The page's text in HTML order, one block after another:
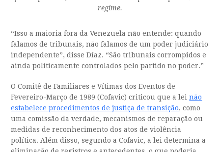
regime.
“Isso a maioria fora da Venezuela não entende: quando
falamos de tribunais, não falamos de um poder judiciário
independente”, disse Díaz. “São tribunais corrompidos e
ainda politicamente controlados pelo partido no poder.”
O Comitê de Familiares e Vítimas dos Eventos de
Fevereiro-Março de 1989 (Cofavic) criticou que a leinão
estabelece procedimentos de justiça de transição, como
uma comissão da verdade, mecanismos de reparação ou
medidas de reconhecimento dos atos de violência
política. Além disso, segundo a Cofavic, a lei determina a